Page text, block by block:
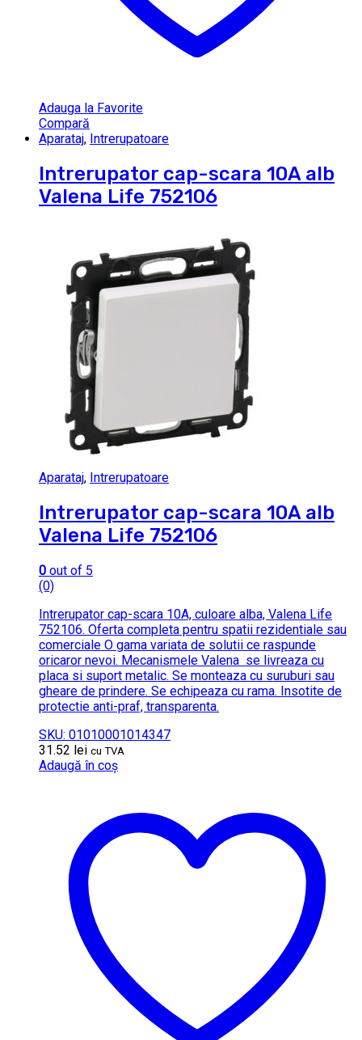
Adauga la Favorite
Compară
Aparataj, Intrerupatoare
Intrerupator cap-scara 10A alb
Valena Life 752106
Aparataj, Intrerupatoare
Intrerupator cap-scara 10A alb
Valena Life 752106
0 out of 5
(0)
Intrerupator cap-scara 10A, culoare alba, Valena Life
752106. Oferta completa pentru spatii rezidentiale sau
comerciale O gama variata de solutii ce raspunde
oricaror nevoi. Mecanismele Valena se livreaza cu
placa si suport metalic. Se monteaza cu suruburi sau
gheare de prindere. Se echipeaza cu rama. Insotite de
protectie anti-praf, transparenta.
SKU: 01010001014347
31.52 lei cu TVA
Adaugă în coș